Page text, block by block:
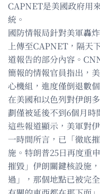
CAPNET是美國政府用
統。
國防情報局針對美軍轟
上傳至CAPNET，隔天
道報告的部分內容。
簡報的情報官員指出，
心機組，進度僅倒退數
在美國和以色列對伊朗
劃僅被延後不到6個月時
這些報道顯示，美軍對
一時間所言，已「徹底
施。特朗普25日再度重
摧毀」伊朗關鍵核設施
過」，那個地點已被完